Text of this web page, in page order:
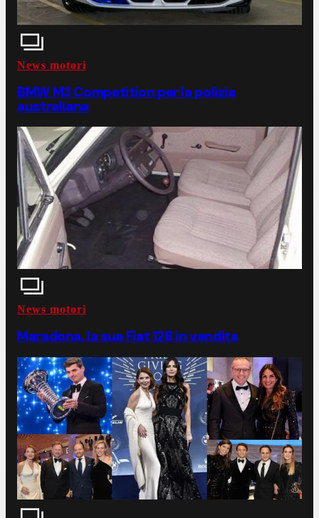
News motori
BMW M3 Competition per la polizia
australiana
News motori
Maradona, la sua Fiat 128 in vendita